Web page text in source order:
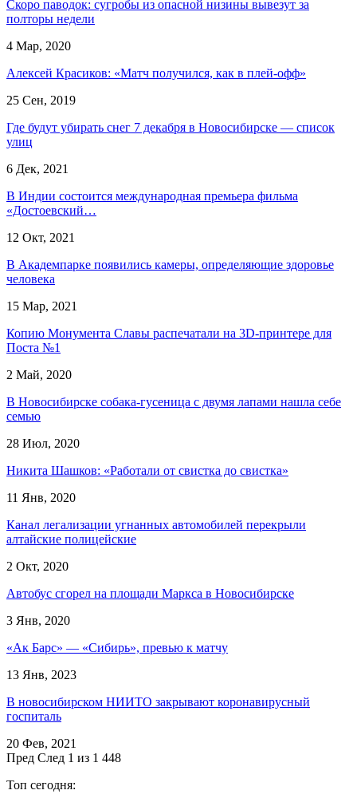
Скоро паводок: сугробы из опасной низины вывезут за
полторы недели
4 Мар, 2020
Алексей Красиков: «Матч получился, как в плей-офф»
25 Сен, 2019
Где будут убирать снег 7 декабря в Новосибирске — список
улиц
6 Дек, 2021
В Индии состоится международная премьера фильма
«Достоевский…
12 Окт, 2021
В Академпарке появились камеры, определяющие здоровье
человека
15 Мар, 2021
Копию Монумента Славы распечатали на 3D-принтере для
Поста №1
2 Май, 2020
В Новосибирске собака-гусеница с двумя лапами нашла себе
семью
28 Июл, 2020
Никита Шашков: «Работали от свистка до свистка»
11 Янв, 2020
Канал легализации угнанных автомобилей перекрыли
алтайские полицейские
2 Окт, 2020
Автобус сгорел на площади Маркса в Новосибирске
3 Янв, 2020
«Ак Барс» — «Сибирь», превью к матчу
13 Янв, 2023
В новосибирском НИИТО закрывают коронавирусный
госпиталь
20 Фев, 2021
Пред След 1 из 1 448
Топ сегодня: